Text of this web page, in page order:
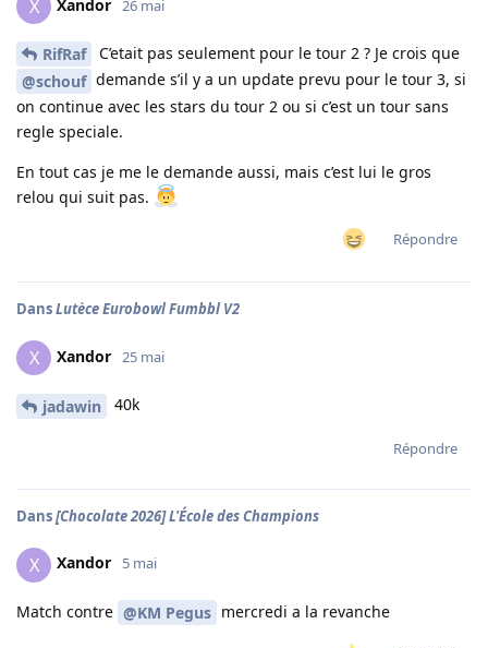
X Xandor 26 mai
RifRaf
C’etait pas seulement pour le tour 2 ? Je crois que
@schouf demande s’il y a un update prevu pour le tour 3, si
on continue avec les stars du tour 2 ou si c’est un tour sans
regle speciale.
En tout cas je me le demande aussi, mais c’est lui le gros
relou qui suit pas.
Répondre
DansLutèce Eurobowl Fumbbl V2
X Xandor 25 mai
jadawin 40k
Répondre
Dans[Chocolate 2026] L'École des Champions
X Xandor 5 mai
Match contre @KM Pegus mercredi a la revanche